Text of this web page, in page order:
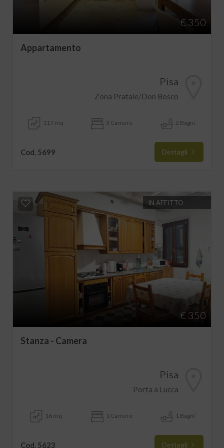
€ 350
Appartamento
Pisa
Zona Pratale/Don Bosco
117 mq 3 Camere 2 Bagni
Cod. 5699 Dettagli
IN AFFITTO
€ 350
Stanza - Camera
Pisa
Porta a Lucca
16 mq 1 Camere 1 Bagni
Cod. 5623 Dettagli